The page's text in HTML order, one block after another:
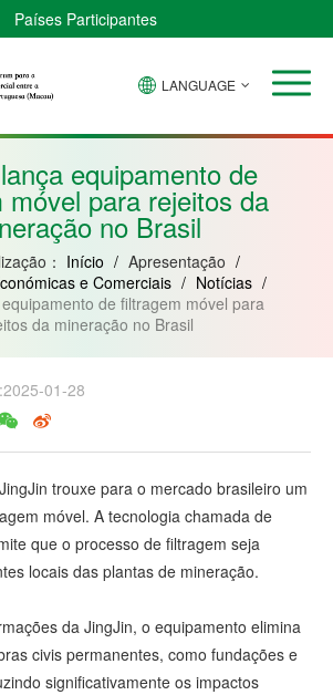
Países Participantes
Bissau
Guiné
Moçambique
LANGUAGE
equipamento de
móvel para rejeitos da
no Brasil
： Início / Apresentação /
e Comerciais / Notícias /
de filtragem móvel para
da mineração no Brasil
01-28
trouxe para o mercado brasileiro um
móvel. A tecnologia chamada de
que o processo de filtragem seja
locais das plantas de mineração.
da JingJin, o equipamento elimina
civis permanentes, como fundações e
significativamente os impactos